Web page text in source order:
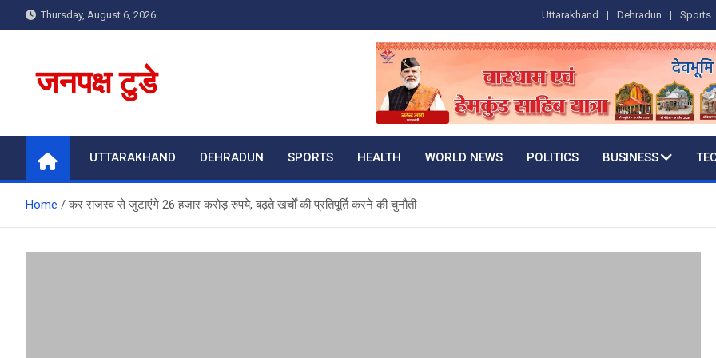
to
Thursday, August 6, 2026 Uttarakhand Dehradun Sports
जनपक्ष टुडे
UTTARAKHAND DEHRADUN SPORTS HEALTH WORLD NEWS POLITICS BUSINESS
Home कर राजस्व से जुटाएंगे 26 हजार करोड़ रुपये, बढ़ते खर्चों की प्रतिपूर्ति करने की चुनौती